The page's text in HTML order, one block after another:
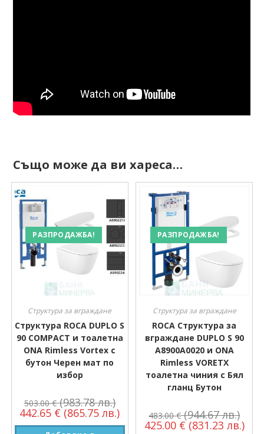
Също може да ви хареса…
РАЗПРОДАЖБА!
Структура за вграждане
Структура ROCA DUPLO S
90 COMPACT и тоалетна
ONA Rimless Vortex с
бутон Черен мат по
избор
503.00€ (983.78 лв.)
442.65 € (865.75 лв.)
РАЗПРОДАЖБА!
Структура за вграждане
ROCA Структура за
вграждане DUPLO S 90
A8900A0020 и ONA
Rimless VORETX
тоалетна чиния с Бял
гланц Бутон
483.00€ (944.67 лв.)
425.00 € (831.23 лв.)